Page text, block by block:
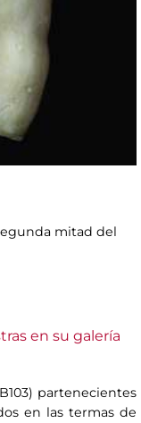
mitad del
en su galería
partenecientes
en las termas de